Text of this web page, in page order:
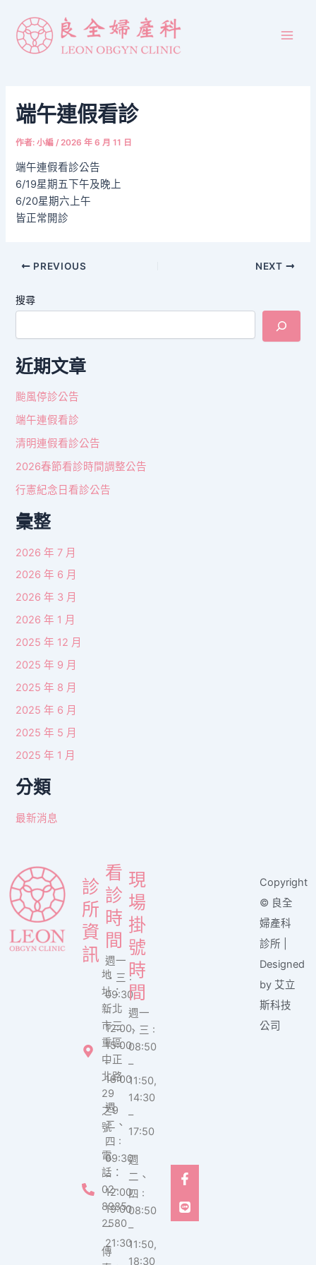
端午連假看診
作者:小編 /2026 年 6 月 11 日
端午連假看診公告
6/19星期五下午及晚上
6/20星期六上午
皆正常開診
navigation
PREVIOUS NEXT
搜尋
近期文章
颱風停診公告
端午連假看診
清明連假看診公告
2026春節看診時間調整公告
行憲紀念日看診公告
彙整
2026 年 7 月
2026 年 6 月
2026 年 3 月
2026 年 1 月
2025 年 12 月
2025 年 9 月
2025 年 8 月
2025 年 6 月
2025 年 5 月
2025 年 1 月
分類
最新消息
診
所
資
訊
地
址：
新北
市三
重區
中正
北路
29
之9
號
電
話：
02-
8985-
2580
傳
看
診
時
間
週一
、三 :
09:30
–
12:00,
15:00
–
18:00
週
二、
四 :
09:30
–
12:00,
19:00
–
21:30
現
場
掛
號
時
間
週一
、三 :
08:50
–
11:50,
14:30
–
17:50
週
二、
四 :
08:50
–
11:50,
18:30
F
a
e
b
L
i
e
Copyright
© 良全
婦產科
診所 |
Designed
by 艾立
斯科技
公司